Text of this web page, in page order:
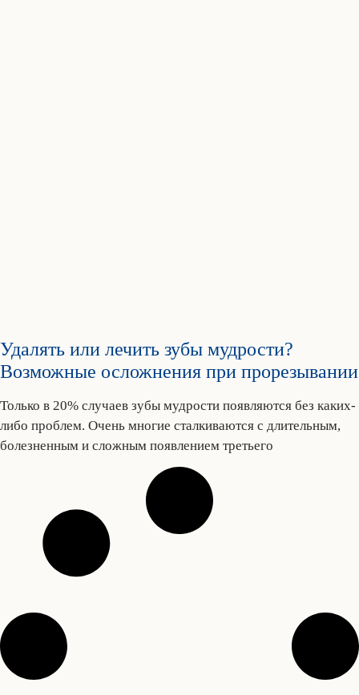
Удалять или лечить зубы мудрости?
Возможные осложнения при прорезывании
Только в 20% случаев зубы мудрости появляются без каких-
либо проблем. Очень многие сталкиваются с длительным,
болезненным и сложным появлением третьего